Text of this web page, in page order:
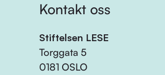
Kontakt oss
Stiftelsen LESE
Torggata 5
0181 OSLO